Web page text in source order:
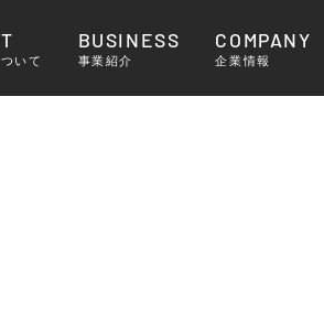
いて
BUSINESS
事業紹介
COMPANY
企業情報